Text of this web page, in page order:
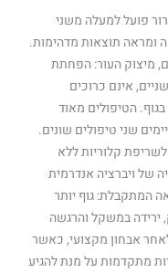
פועל למעלה משני
ומראה תוצאות מדהימות.
מיצוק העור: הפחתת
אינם כרוכים
הטיפולים מאוד
שני טיפולים שונים.
קלוריות ללא
של ויברציה אנדרמית
המתקבלת: גוף יותר
ירידה במשקל והרגשה
אבחון מקצועי, כאשר
מתקדמות על מנת להגיע